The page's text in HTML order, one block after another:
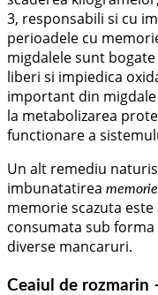
3, responsabili si cu
perioadele cu
migdalele sunt
liberi si impiedica
important din
la metabolizarea
functionare a
Un alt remediu
imbunatatirea
memorie scazuta
consumata sub
diverse mancaruri.
Ceaiul de rozmarin